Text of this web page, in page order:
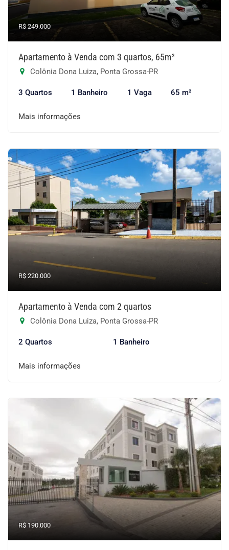
R$ 249.000
Apartamento à Venda com 3 quartos, 65m²
Colônia Dona Luiza, Ponta Grossa-PR
3 Quartos 1 Banheiro 1 Vaga 65 m²
Mais informações
R$ 220.000
Apartamento à Venda com 2 quartos
Colônia Dona Luiza, Ponta Grossa-PR
2 Quartos 1 Banheiro
Mais informações
R$ 190.000